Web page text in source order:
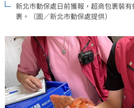
新北市動保處日前獲報，超商包裹裝
裹。（圖／新北市動保處提供）